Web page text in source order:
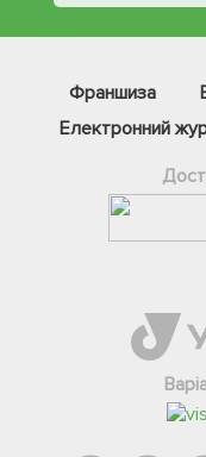
Франшиза
Електронний